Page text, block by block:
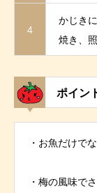
4
かじき
焼き、
ポイン
・お魚だけで
・梅の風味で